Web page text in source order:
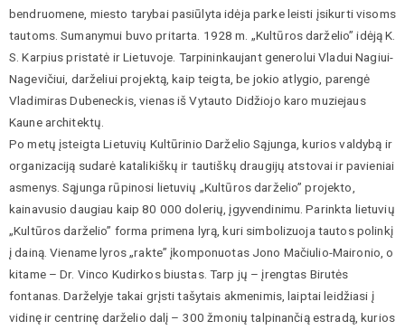
bendruomene, miesto tarybai pasiūlyta idėja parke leisti įsikurti visoms
tautoms. Sumanymui buvo pritarta. 1928 m. „Kultūros darželio” idėją K.
S. Karpius pristatė ir Lietuvoje. Tarpininkaujant generolui Vladui Nagiui-
Nagevičiui, darželiui projektą, kaip teigta, be jokio atlygio, parengė
Vladimiras Dubeneckis, vienas iš Vytauto Didžiojo karo muziejaus
Kaune architektų.
Po metų įsteigta Lietuvių Kultūrinio Darželio Sąjunga, kurios valdybą ir
organizaciją sudarė katalikiškų ir tautiškų draugijų atstovai ir pavieniai
asmenys. Sąjunga rūpinosi lietuvių „Kultūros darželio” projekto,
kainavusio daugiau kaip 80 000 dolerių, įgyvendinimu. Parinkta lietuvių
„Kultūros darželio” forma primena lyrą, kuri simbolizuoja tautos polinkį
į dainą. Viename lyros „rakte” įkomponuotas Jono Mačiulio-Maironio, o
kitame – Dr. Vinco Kudirkos biustas. Tarp jų – įrengtas Birutės
fontanas. Darželyje takai grįsti tašytais akmenimis, laiptai leidžiasi į
vidinę ir centrinę darželio dalį – 300 žmonių talpinančią estradą, kurios